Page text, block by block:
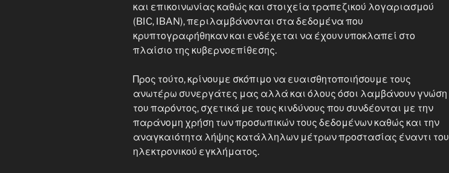
και επικοινωνίας καθώς και στοιχεία τραπεζικού λογαριασμού
(BIC, IBAN), περιλαμβάνονται στα δεδομένα που
κρυπτογραφήθηκαν και ενδέχεται να έχουν υποκλαπεί στο
πλαίσιο της κυβερνοεπίθεσης.
Προς τούτο, κρίνουμε σκόπιμο να ευαισθητοποιήσουμε τους
ανωτέρω συνεργάτες μας αλλά και όλους όσοι λαμβάνουν γνώση
του παρόντος, σχετικά με τους κινδύνους που συνδέονται με την
παράνομη χρήση των προσωπικών τους δεδομένων καθώς και την
αναγκαιότητα λήψης κατάλληλων μέτρων προστασίας έναντι του
ηλεκτρονικού εγκλήματος.